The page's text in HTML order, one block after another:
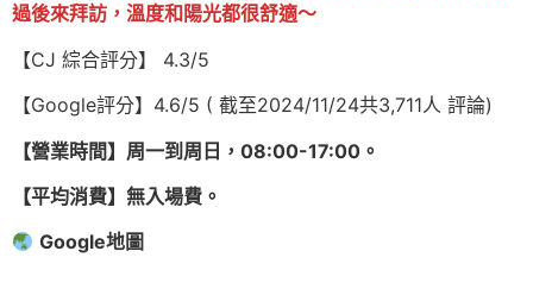
過後來拜訪，溫度和陽光都很舒適～
【CJ 綜合評分】 4.3/5
【Google評分】4.6/5 ( 截至2024/11/24共3,711人 評論)
【營業時間】周一到周日，08:00-17:00。
【平均消費】無入場費。
Google地圖